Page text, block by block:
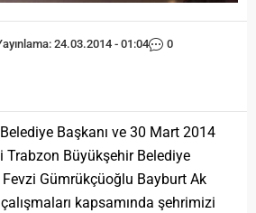
24.03.2014 - 01:04 0
Başkanı ve 30 Mart 2014
Trabzon Büyükşehir Belediye
Fevzi Gümrükçüoğlu Bayburt Ak
kapsamında şehrimizi